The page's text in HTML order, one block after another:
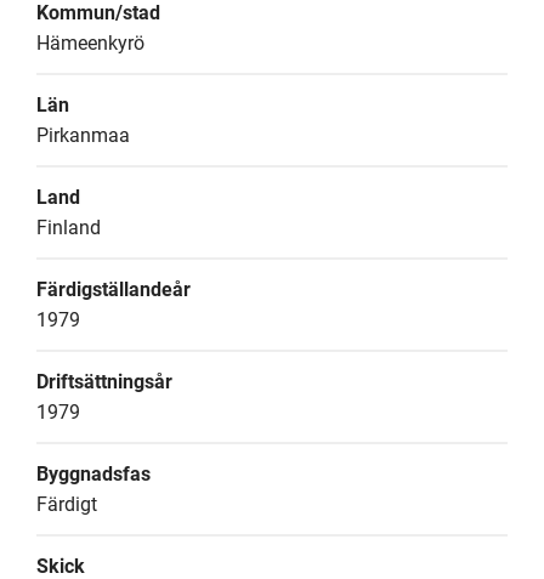
Kommun/stad
Hämeenkyrö
Län
Pirkanmaa
Land
Finland
Färdigställandeår
1979
Driftsättningsår
1979
Byggnadsfas
Färdigt
Skick